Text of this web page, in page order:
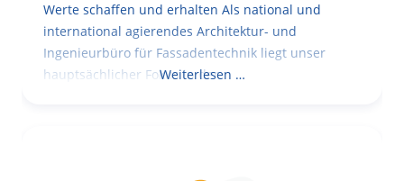
Werte schaffen und erhalten Als national und
international agierendes Architektur- und
Ingenieurbüro für Fassadentechnik liegt unser
hauptsächlicher Fokus in der
Weiterlesen …